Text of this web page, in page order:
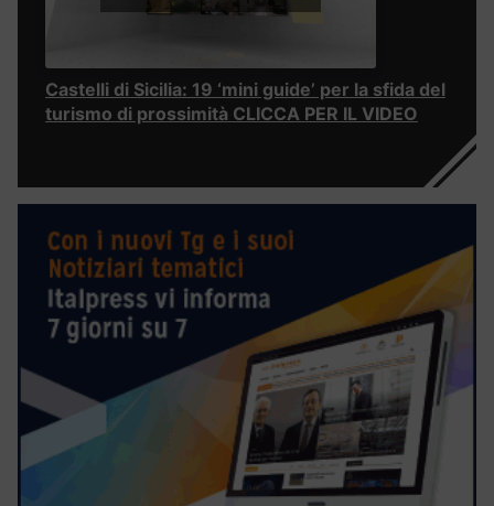
Castelli di Sicilia: 19 ‘mini guide’ per la sfida del
turismo di prossimità CLICCA PER IL VIDEO